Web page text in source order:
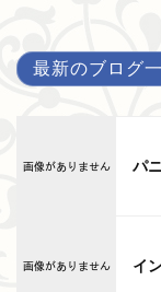
最新のブログ
パ
イ